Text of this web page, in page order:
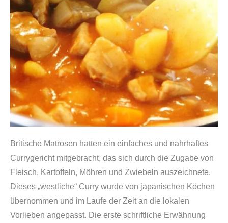
Britische Matrosen hatten ein einfaches und nahrhaftes
Currygericht mitgebracht, das sich durch die Zugabe von
Fleisch, Kartoffeln, Möhren und Zwiebeln auszeichnete.
Dieses „westliche“ Curry wurde von japanischen Köchen
übernommen und im Laufe der Zeit an die lokalen
Vorlieben angepasst. Die erste schriftliche Erwähnung